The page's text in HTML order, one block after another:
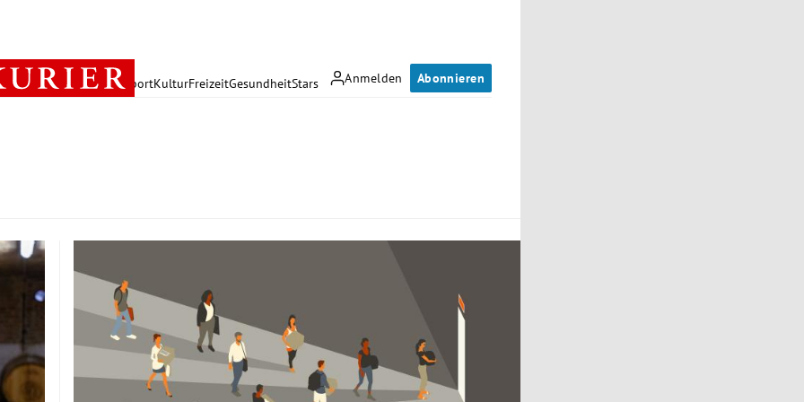
Anmelden Abonnieren
PolitikWirtschaft SportKulturFreizeitGesundheitStars